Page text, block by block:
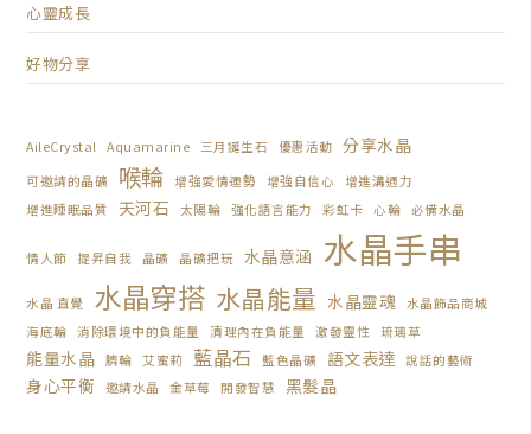
心靈成長
好物分享
AileCrystal Aquamarine 三月誕生石 優惠活動 分享水晶
可邀請的晶礦 喉輪 增強愛情運勢 增強自信心
增進溝通力
增進睡眠品質
天河石 太陽輪 強化語言能力 彩虹卡 心輪 必備水晶
情人節 提昇自我 晶礦 晶礦把玩 水晶意涵 水晶手串
水晶 直覺 水晶穿搭 水晶能量 水晶靈魂 水晶飾品商城
海底輪
消除環境中的負能量 清理內在負能量 激發靈性 琉璃草
能量水晶 臍輪 艾蜜莉 藍晶石 藍色晶礦 語文表達 說話的藝術
身心平衡 邀請水晶 金草莓 開發智慧 黑髮晶